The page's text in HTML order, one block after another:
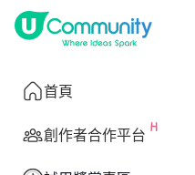
首頁
創作者合作平台